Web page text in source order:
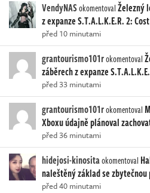
VendyNASokomentovalŽelezný
z expanze S.T.A.L.K.E.R. 2:
před 10 minutami
grantourismo101rokomentoval
záběrech z expanze
před 33 minutami
grantourismo101rokomentoval
Xboxu údajně plánoval
před 36 minutami
hidejosi-kinositaokomentoval
naleštěný základ se
před 40 minutami